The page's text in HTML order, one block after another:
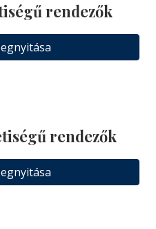
rendezők
rendezők